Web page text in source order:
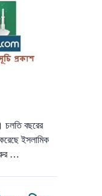
চলতি বছরের
ইসলামিক
…